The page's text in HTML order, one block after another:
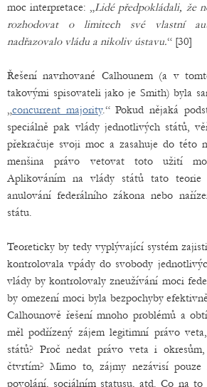
moc interpretace: „Lidé předpokládali, že
rozhodovat o limitech své vlastní
nadřazovalo vládu a nikoliv ústavu.“ [30]
Řešení navrhované Calhounem (a v
takovými spisovateli jako je Smith) byla
„concurrent majority.“ Pokud nějaká
speciálně pak vlády jednotlivých států,
překračuje svoji moc a zasahuje do této
menšina právo vetovat toto užití
Aplikováním na vlády států tato teorie
anulování federálního zákona nebo
státu.
Teoreticky by tedy vyplývající systém
kontrolovala vpády do svobody
vlády by kontrolovaly zneužívání moci
by omezení moci byla bezpochyby
Calhounově řešení mnoho problémů a
měl podřízený zájem legitimní právo
států? Proč nedat právo veta i
čtvrtím? Mimo to, zájmy nezávisí
povolání, sociálním statusu, atd. Co na